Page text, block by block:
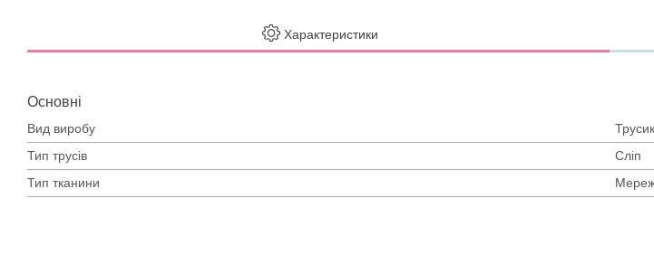
Характеристики
Основні
Вид виробу
Тип трусів
Сліп
Тип тканини